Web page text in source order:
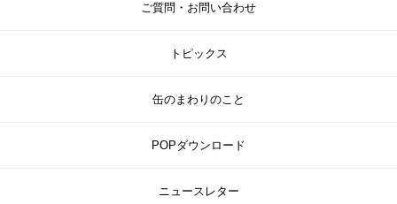
ご質問・お問い合わせ
トピックス
缶のまわりのこと
POPダウンロード
ニュースレター